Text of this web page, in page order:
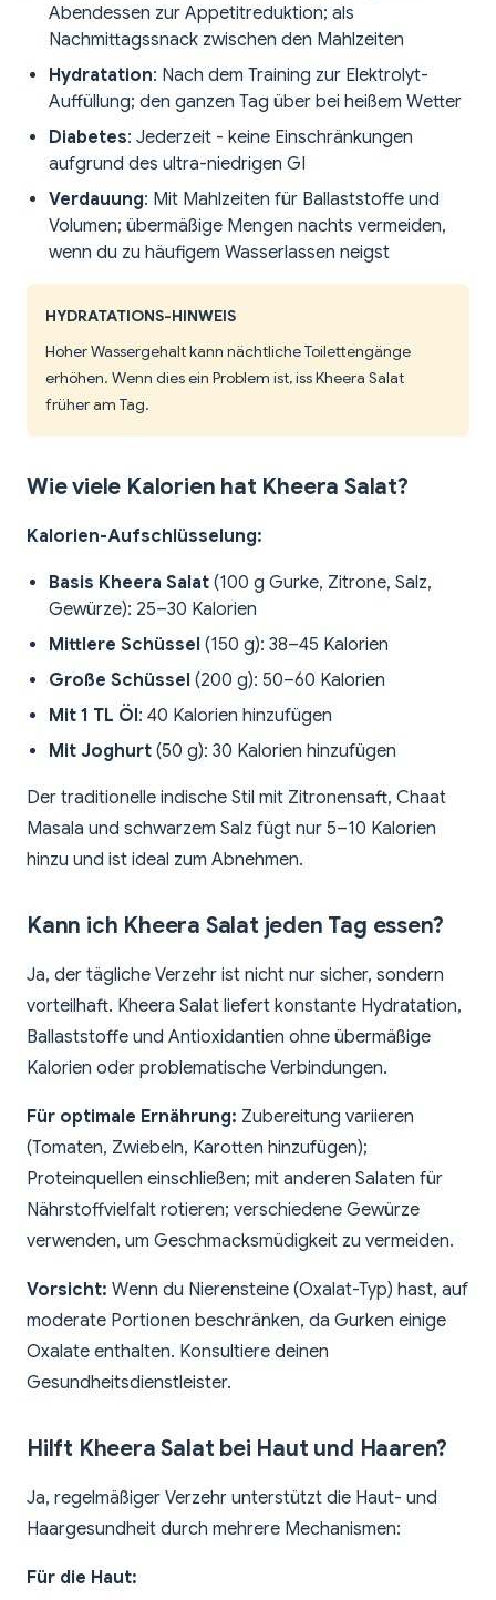
Abendessen zur Appetitreduktion; als
Nachmittagssnack zwischen den Mahlzeiten
Hydratation: Nach dem Training zur Elektrolyt-
Auffüllung; den ganzen Tag über bei heißem Wetter
Diabetes: Jederzeit - keine Einschränkungen
aufgrund des ultra-niedrigen GI
Verdauung: Mit Mahlzeiten für Ballaststoffe und
Volumen; übermäßige Mengen nachts vermeiden,
wenn du zu häufigem Wasserlassen neigst
HYDRATATIONS-HINWEIS
Hoher Wassergehalt kann nächtliche Toilettengänge
erhöhen. Wenn dies ein Problem ist, iss Kheera Salat
früher am Tag.
Wie viele Kalorien hat Kheera Salat?
Kalorien-Aufschlüsselung:
Basis Kheera Salat (100 g Gurke, Zitrone, Salz,
Gewürze): 25–30 Kalorien
Mittlere Schüssel (150 g): 38–45 Kalorien
Große Schüssel (200 g): 50–60 Kalorien
Mit 1 TL Öl: 40 Kalorien hinzufügen
Mit Joghurt (50 g): 30 Kalorien hinzufügen
Der traditionelle indische Stil mit Zitronensaft, Chaat
Masala und schwarzem Salz fügt nur 5–10 Kalorien
hinzu und ist ideal zum Abnehmen.
Kann ich Kheera Salat jeden Tag essen?
Ja, der tägliche Verzehr ist nicht nur sicher, sondern
vorteilhaft. Kheera Salat liefert konstante Hydratation,
Ballaststoffe und Antioxidantien ohne übermäßige
Kalorien oder problematische Verbindungen.
Für optimale Ernährung: Zubereitung variieren
(Tomaten, Zwiebeln, Karotten hinzufügen);
Proteinquellen einschließen; mit anderen Salaten für
Nährstoffvielfalt rotieren; verschiedene Gewürze
verwenden, um Geschmacksmüdigkeit zu vermeiden.
Vorsicht: Wenn du Nierensteine (Oxalat-Typ) hast, auf
moderate Portionen beschränken, da Gurken einige
Oxalate enthalten. Konsultiere deinen
Gesundheitsdienstleister.
Hilft Kheera Salat bei Haut und Haaren?
Ja, regelmäßiger Verzehr unterstützt die Haut- und
Haargesundheit durch mehrere Mechanismen:
Für die Haut: